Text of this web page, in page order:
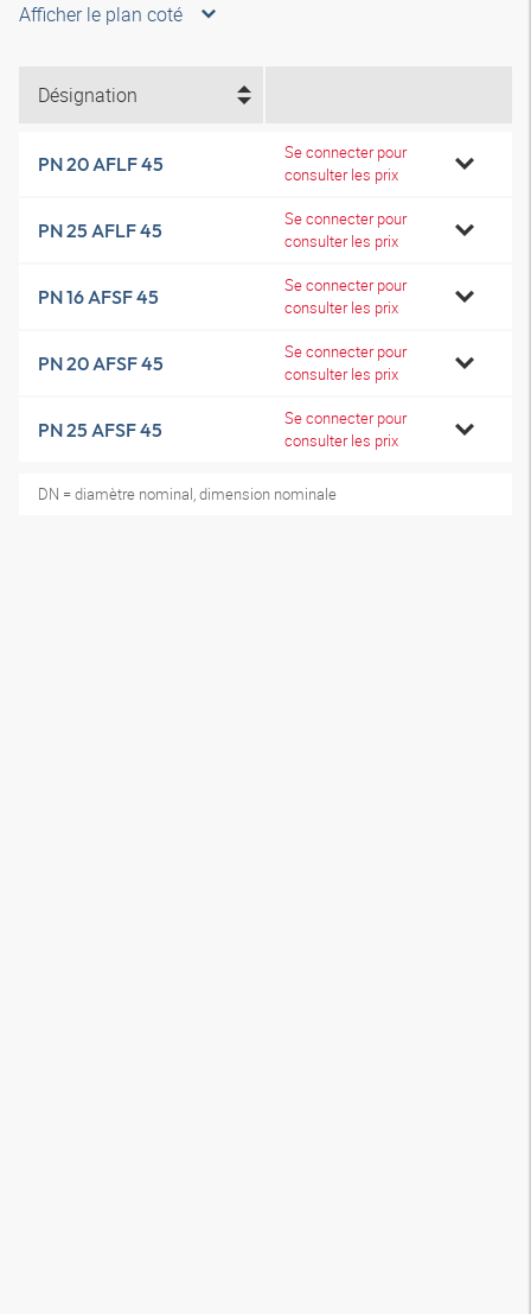
Afficher le plan coté
Désignation
PN 20 AFLF 45
Se connecter pour
consulter les prix
PN 25 AFLF 45
Se connecter pour
consulter les prix
PN 16 AFSF 45
Se connecter pour
consulter les prix
PN 20 AFSF 45
Se connecter pour
consulter les prix
PN 25 AFSF 45
Se connecter pour
consulter les prix
DN = diamètre nominal, dimension nominale